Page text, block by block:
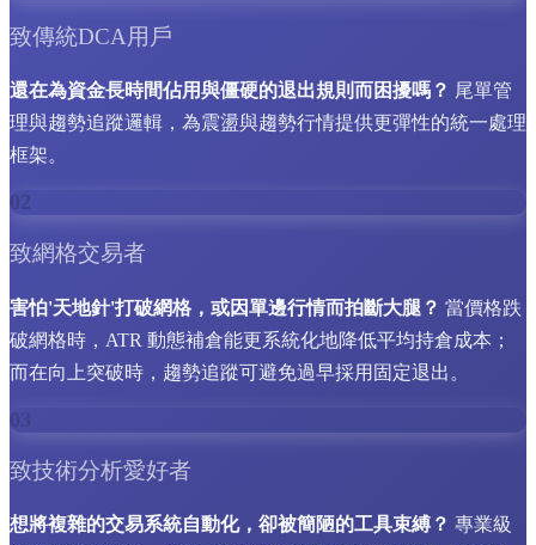
致傳統DCA用戶
還在為資金長時間佔用與僵硬的退出規則而困擾嗎？ 尾單管
理與趨勢追蹤邏輯，為震盪與趨勢行情提供更彈性的統一處理
框架。
02
致網格交易者
害怕'天地針'打破網格，或因單邊行情而拍斷大腿？ 當價格跌
破網格時，ATR 動態補倉能更系統化地降低平均持倉成本；
而在向上突破時，趨勢追蹤可避免過早採用固定退出。
03
致技術分析愛好者
想將複雜的交易系統自動化，卻被簡陋的工具束縛？ 專業級